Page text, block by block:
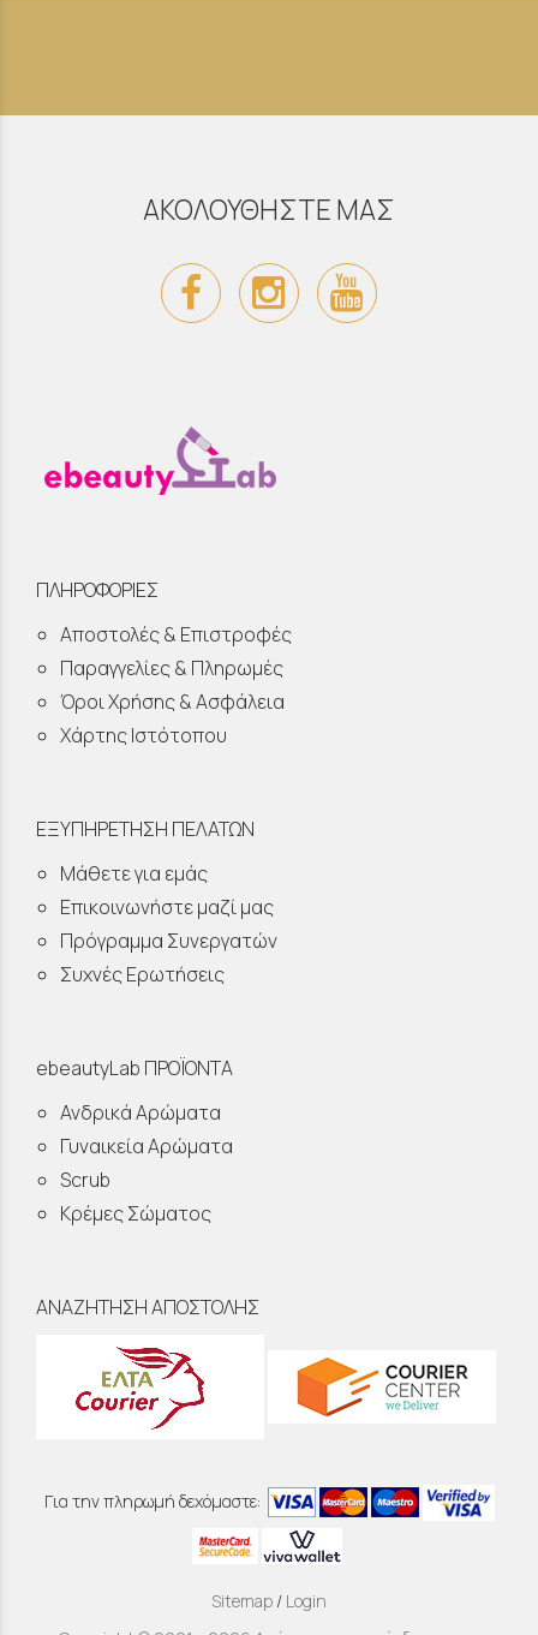
ΑΚΟΛΟΥΘΗΣΤΕ ΜΑΣ
ΠΛΗΡΟΦΟΡΙΕΣ
Αποστολές & Επιστροφές
Παραγγελίες & Πληρωμές
Όροι Χρήσης & Ασφάλεια
Χάρτης Ιστότοπου
ΕΞΥΠΗΡΕΤΗΣΗ ΠΕΛΑΤΩΝ
Μάθετε για εμάς
Επικοινωνήστε μαζί μας
Πρόγραμμα Συνεργατών
Συχνές Ερωτήσεις
ebeautyLab ΠΡΟΪΟΝΤΑ
Ανδρικά Αρώματα
Γυναικεία Αρώματα
Scrub
Κρέμες Σώματος
ΑΝΑΖΗΤΗΣΗ ΑΠΟΣΤΟΛΗΣ
Για την πληρωμή δεχόμαστε:
Sitemap / Login